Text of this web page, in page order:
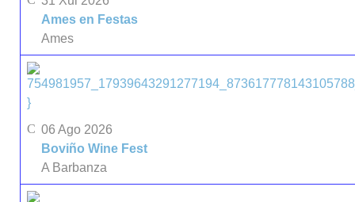
Ames en Festas
Ames
}
06 Ago 2026
Boviño Wine Fest
A Barbanza